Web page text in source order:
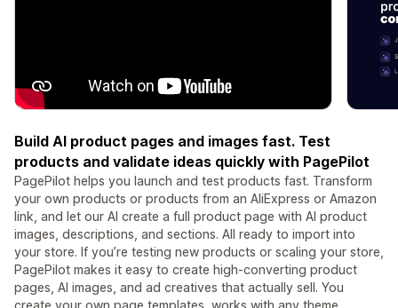
Build AI product pages and images fast. Test
products and validate ideas quickly with PagePilot
PagePilot helps you launch and test products fast. Transform
your own products or products from an AliExpress or Amazon
link, and let our AI create a full product page with AI product
images, descriptions, and sections. All ready to import into
your store. If you’re testing new products or scaling your store,
PagePilot makes it easy to create high-converting product
pages, AI images, and ad creatives that actually sell. You